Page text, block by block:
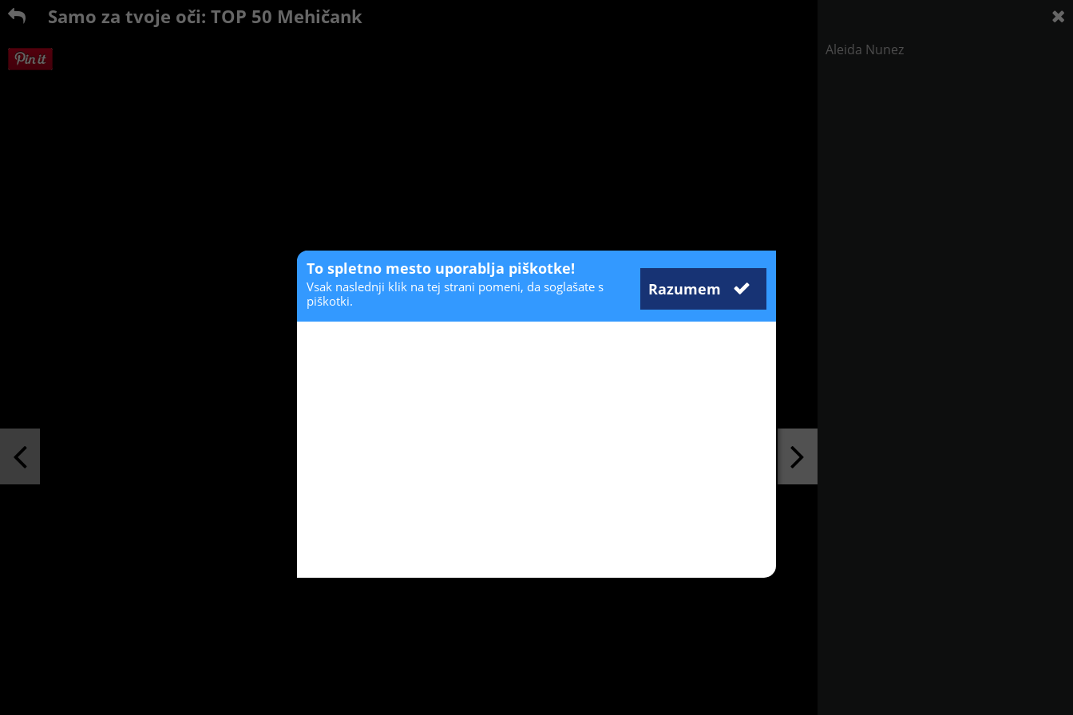
Samo za tvoje oči: TOP 50 Mehičank
Aleida Nunez
To spletno mesto uporablja piškotke!
Razumem
Vsak naslednji klik na tej strani pomeni, da soglašate s
piškotki.